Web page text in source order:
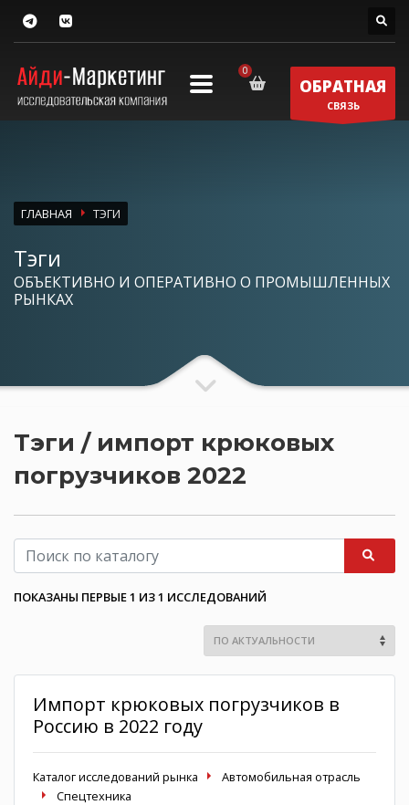
ОБРАТНАЯ
СВЯЗЬ
ГЛАВНАЯ ТЭГИ
Тэги
ОБЪЕКТИВНО И ОПЕРАТИВНО О ПРОМЫШЛЕННЫХ
РЫНКАХ
Тэги / импорт крюковых
погрузчиков 2022
ПОКАЗАНЫ ПЕРВЫЕ 1 ИЗ 1 ИССЛЕДОВАНИЙ
Импорт крюковых погрузчиков в
Россию в 2022 году
Каталог исследований рынка
Автомобильная отрасль
Спецтехника